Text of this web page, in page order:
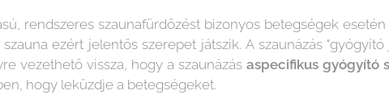
rendszeres szaunafürdőzést bizonyos betegségek
ezért jelentős szerepet játszik. A szaunázás
vezethető vissza, hogy a szaunázásaspecifikus gyógyító
hogy leküzdje a betegségeket.